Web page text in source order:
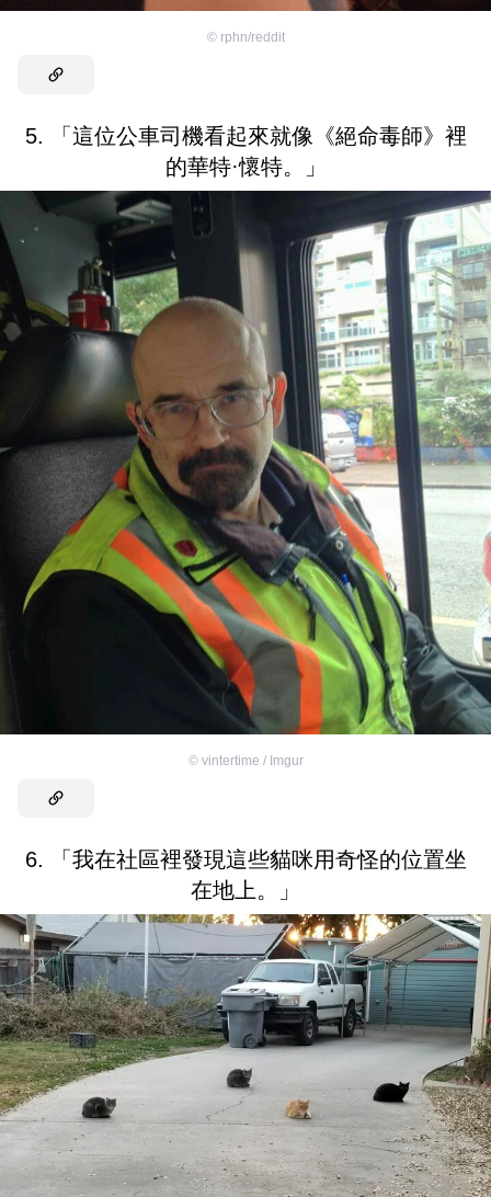
© rphn/reddit
5. 「這位公車司機看起來就像《絕命毒師》裡
的華特·懷特。」
© vintertime / Imgur
6. 「我在社區裡發現這些貓咪用奇怪的位置坐
在地上。」